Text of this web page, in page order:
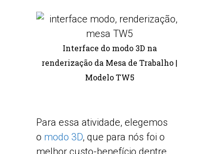
Interface do modo 3D na
renderização da Mesa de Trabalho |
Modelo TW5
Para essa atividade, elegemos
o modo 3D, que para nós foi o
melhor custo-benefício dentre